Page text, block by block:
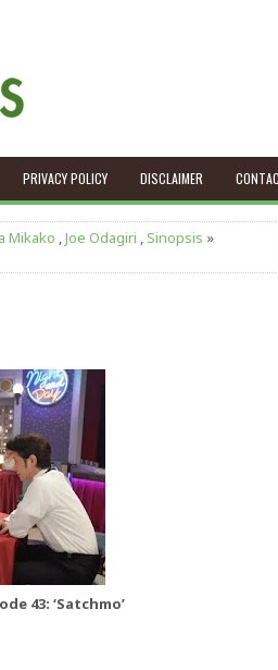
PRIVACY POLICY DISCLAIMER
Mikako ,Joe Odagiri , Sinopsis »
43: ‘Satchmo’